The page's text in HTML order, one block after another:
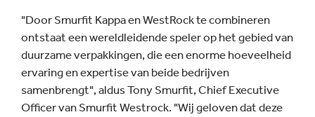
"Door Smurfit Kappa en WestRock te combineren
ontstaat een wereldleidende speler op het gebied van
duurzame verpakkingen, die een enorme hoeveelheid
ervaring en expertise van beide bedrijven
samenbrengt", aldus Tony Smurfit, Chief Executive
Officer van Smurfit Westrock. "Wij geloven dat deze